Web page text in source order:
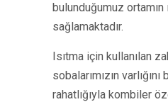
bulunduğumuz ortamın
sağlamaktadır.
Isıtma için kullanılan
sobalarımızın
rahatlığıyla kombiler